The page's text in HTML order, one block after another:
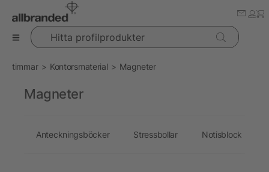
Hitta profilprodukter
timmar Kontorsmaterial Magneter
Magneter
Anteckningsböcker Stressbollar Notisblock